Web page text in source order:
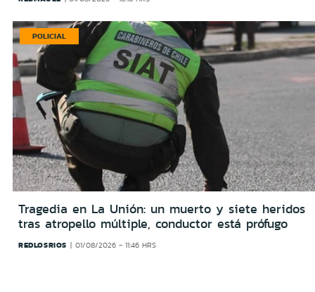
POLICIAL
Tragedia en La Unión: un muerto y siete heridos
tras atropello múltiple, conductor está prófugo
REDLOSRIOS 01/08/2026 - 11:46 HRS